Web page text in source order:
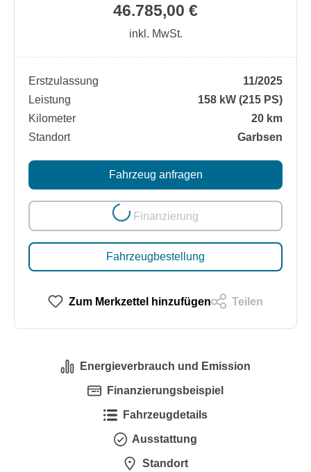
46.785,00 €
inkl. MwSt.
Erstzulassung
11/2025
Leistung
158 kW (215 PS)
Kilometer
20 km
Standort
Garbsen
Fahrzeug anfragen
Loading...
Finanzierung
Fahrzeugbestellung
Zum Merkzettel hinzufügen Teilen
Energieverbrauch und Emission
Finanzierungsbeispiel
Fahrzeugdetails
Ausstattung
Standort